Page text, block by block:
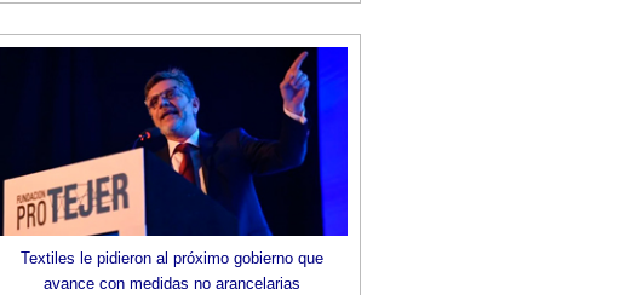
Textiles le pidieron al próximo gobierno que
avance con medidas no arancelarias